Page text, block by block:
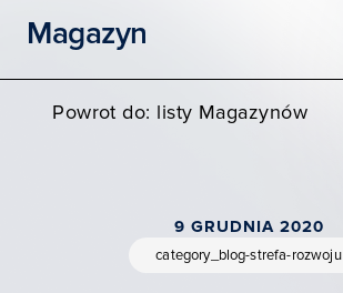
STUDIA I SZKOLENIA
Magazyn
Powrot do: listy Magazynów
9 GRUDNIA 2020
category_blog-strefa-rozwoju